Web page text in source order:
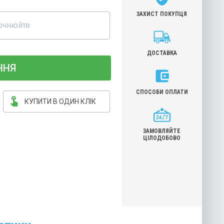
touch_app КУПИТИ В ОДИН КЛІК
ЗАХИСТ ПОКУПЦЯ
ДОСТАВКА
СПОСОБИ ОПЛАТИ
ЗАМОВЛЯЙТЕ
ЦІЛОДОБОВО